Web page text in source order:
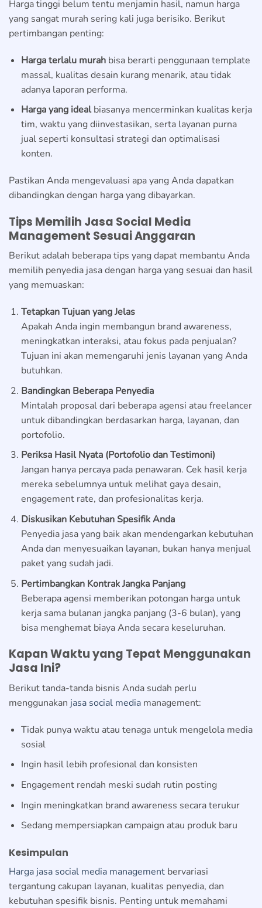
Harga tinggi belum tentu menjamin hasil, namun harga
yang sangat murah sering kali juga berisiko. Berikut
pertimbangan penting:
Harga terlalu murahbisa berarti penggunaan template
massal, kualitas desain kurang menarik, atau tidak
adanya laporan performa.
Harga yang idealbiasanya mencerminkan kualitas kerja
tim, waktu yang diinvestasikan, serta layanan purna
jual seperti konsultasi strategi dan optimalisasi
konten.
Pastikan Anda mengevaluasi apa yang Anda dapatkan
dibandingkan dengan harga yang dibayarkan.
Tips Memilih Jasa Social Media
Management Sesuai Anggaran
Berikut adalah beberapa tips yang dapat membantu Anda
memilih penyedia jasa dengan harga yang sesuai dan hasil
yang memuaskan:
Tetapkan Tujuan yang Jelas
Apakah Anda ingin membangun brand awareness,
meningkatkan interaksi, atau fokus pada penjualan?
Tujuan ini akan memengaruhi jenis layanan yang Anda
butuhkan.
Bandingkan Beberapa Penyedia
Mintalah proposal dari beberapa agensi atau freelancer
untuk dibandingkan berdasarkan harga, layanan, dan
portofolio.
Periksa Hasil Nyata (Portofolio dan Testimoni)
Jangan hanya percaya pada penawaran. Cek hasil kerja
mereka sebelumnya untuk melihat gaya desain,
engagement rate, dan profesionalitas kerja.
Diskusikan Kebutuhan Spesifik Anda
Penyedia jasa yang baik akan mendengarkan kebutuhan
Anda dan menyesuaikan layanan, bukan hanya menjual
paket yang sudah jadi.
Pertimbangkan Kontrak Jangka Panjang
Beberapa agensi memberikan potongan harga untuk
kerja sama bulanan jangka panjang (3-6 bulan), yang
bisa menghemat biaya Anda secara keseluruhan.
Kapan Waktu yang Tepat Menggunakan
Jasa Ini?
Berikut tanda-tanda bisnis Anda sudah perlu
menggunakan jasa social media management:
Tidak punya waktu atau tenaga untuk mengelola media
sosial
Ingin hasil lebih profesional dan konsisten
Engagement rendah meski sudah rutin posting
Ingin meningkatkan brand awareness secara terukur
Sedang mempersiapkan campaign atau produk baru
Kesimpulan
Harga jasa social media management bervariasi
tergantung cakupan layanan, kualitas penyedia, dan
kebutuhan spesifik bisnis. Penting untuk memahami